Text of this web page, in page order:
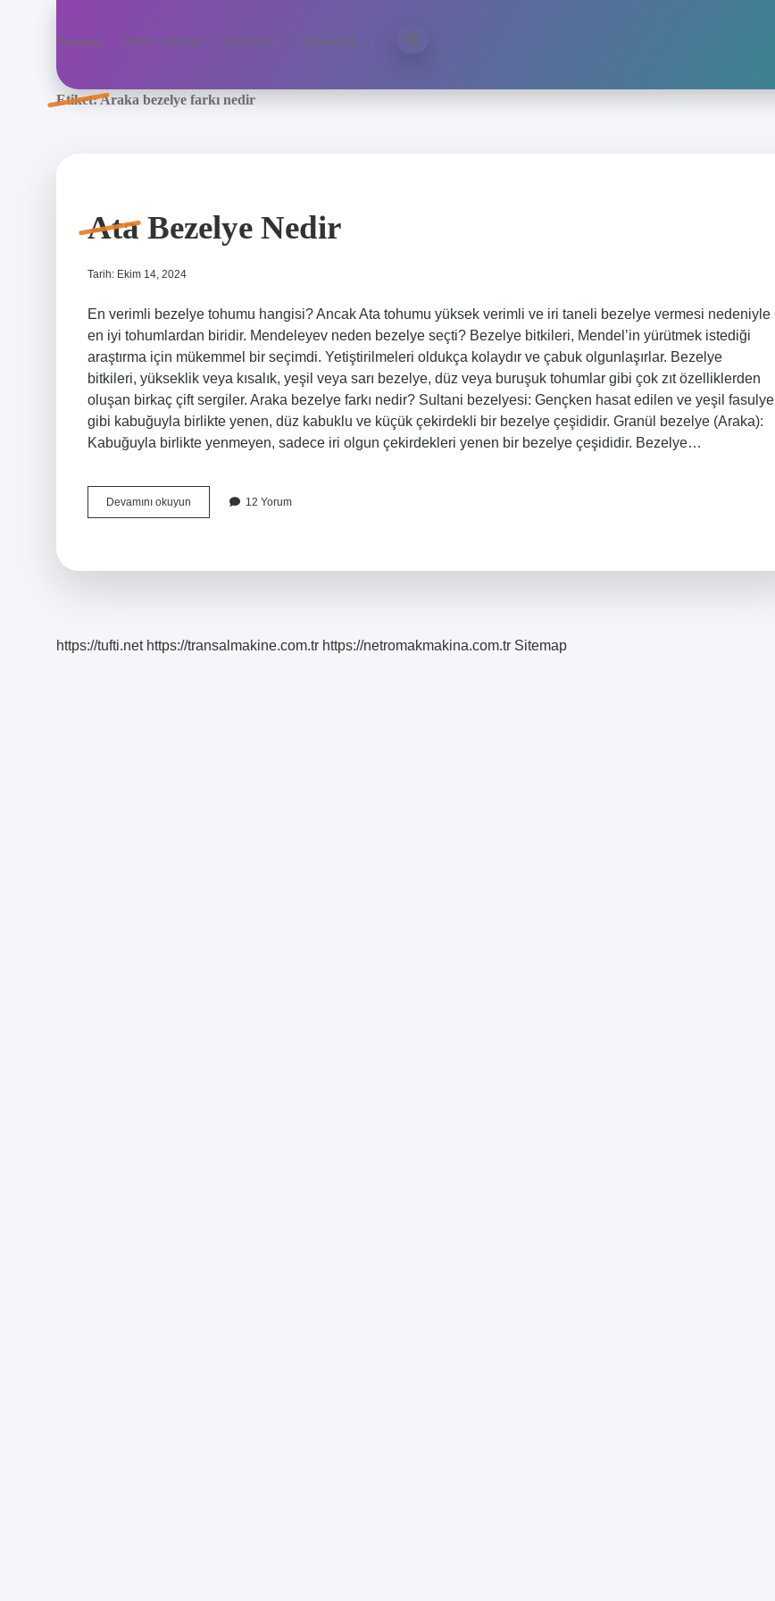
Anasayfa Gizlilik Politikası Yasal Uyarı Hakkımızda
Etiket:Araka bezelye farkı nedir
Ata Bezelye Nedir
Tarih: Ekim 14, 2024
En verimli bezelye tohumu hangisi? Ancak Ata tohumu yüksek verimli ve iri taneli bezelye vermesi nedeniyle
en iyi tohumlardan biridir. Mendeleyev neden bezelye seçti? Bezelye bitkileri, Mendel’in yürütmek istediği
araştırma için mükemmel bir seçimdi. Yetiştirilmeleri oldukça kolaydır ve çabuk olgunlaşırlar. Bezelye
bitkileri, yükseklik veya kısalık, yeşil veya sarı bezelye, düz veya buruşuk tohumlar gibi çok zıt özelliklerden
oluşan birkaç çift sergiler. Araka bezelye farkı nedir? Sultani bezelyesi: Gençken hasat edilen ve yeşil fasulye
gibi kabuğuyla birlikte yenen, düz kabuklu ve küçük çekirdekli bir bezelye çeşididir. Granül bezelye (Araka):
Kabuğuyla birlikte yenmeyen, sadece iri olgun çekirdekleri yenen bir bezelye çeşididir. Bezelye…
Devamını okuyun
Bezelye
12 Yorum
https://tufti.net https://transalmakine.com.tr https://netromakmakina.com.tr Sitemap